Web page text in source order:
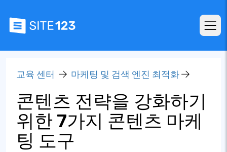
교육 센터 마케팅 및 검색 엔진 최적화
콘텐츠 전략을 강화하기
위한 7가지 콘텐츠 마케
팅 도구